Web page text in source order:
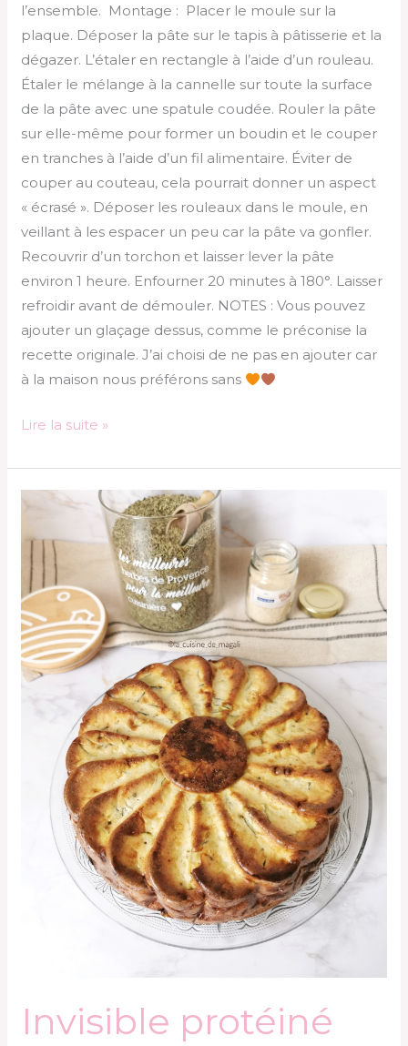
l’ensemble. Montage : Placer le moule sur la
plaque. Déposer la pâte sur le tapis à pâtisserie et la
dégazer. L’étaler en rectangle à l’aide d’un rouleau.
Étaler le mélange à la cannelle sur toute la surface
de la pâte avec une spatule coudée. Rouler la pâte
sur elle-même pour former un boudin et le couper
en tranches à l’aide d’un fil alimentaire. Éviter de
couper au couteau, cela pourrait donner un aspect
« écrasé ». Déposer les rouleaux dans le moule, en
veillant à les espacer un peu car la pâte va gonfler.
Recouvrir d’un torchon et laisser lever la pâte
environ 1 heure. Enfourner 20 minutes à 180°. Laisser
refroidir avant de démouler. NOTES : Vous pouvez
ajouter un glaçage dessus, comme le préconise la
recette originale. J’ai choisi de ne pas en ajouter car
à la maison nous préférons sans
Lire la suite »
Invisible protéiné
Invisible
aux
courgettes